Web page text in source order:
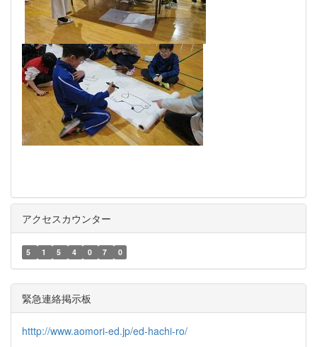
アクセスカウンター
5 1 5 4 0 7 0
緊急連絡掲示板
htttp://www.aomori-ed.jp/ed-hachi-ro/